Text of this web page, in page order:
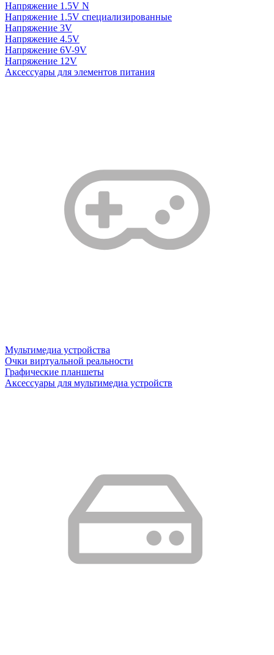
Напряжение 1.5V N
Напряжение 1.5V специализированные
Напряжение 3V
Напряжение 4.5V
Напряжение 6V-9V
Напряжение 12V
Аксессуары для элементов питания
Мультимедиа устройства
Очки виртуальной реальности
Графические планшеты
Аксессуары для мультимедиа устройств